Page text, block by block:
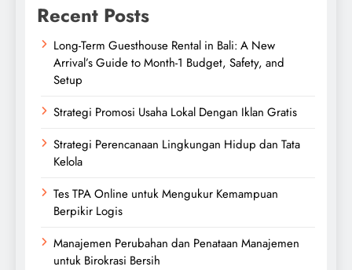
Recent Posts
Long-Term Guesthouse Rental in Bali: A New
Arrival’s Guide to Month-1 Budget, Safety, and
Setup
Strategi Promosi Usaha Lokal Dengan Iklan Gratis
Strategi Perencanaan Lingkungan Hidup dan Tata
Kelola
Tes TPA Online untuk Mengukur Kemampuan
Berpikir Logis
Manajemen Perubahan dan Penataan Manajemen
untuk Birokrasi Bersih